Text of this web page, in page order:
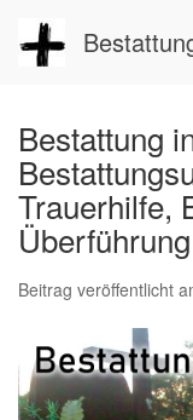
Inhalt
springen
Bestattung
Trauerhilfe,
Beitrag veröffentlicht